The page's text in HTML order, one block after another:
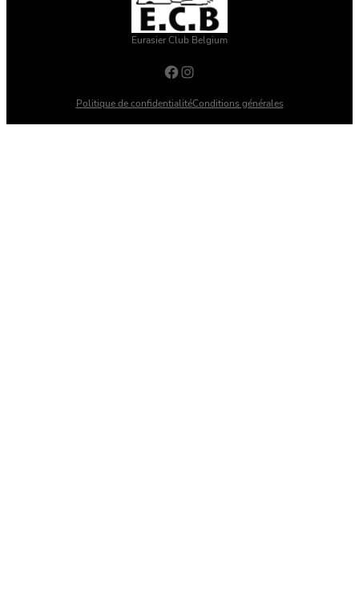
Eurasier Club Belgium
Facebook Instagram
Politique de confidentialitéConditions générales